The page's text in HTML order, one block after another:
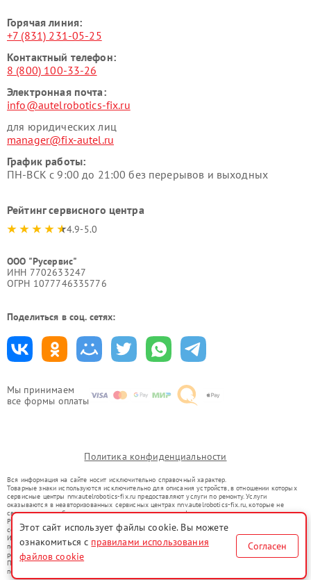
Мы принимаем
все формы оплаты
Горячая линия:
+7 (831) 231-05-25
Контактный телефон:
8 (800) 100-33-26
Электронная почта:
info@autelrobotics-fix.ru
для юридических лиц
manager@fix-autel.ru
График работы:
ПН-ВСК с 9:00 до 21:00 без перерывов и выходных
Рейтинг сервисного центра
4.9-5.0
ООО "Русервис"
ИНН 7702633247
ОГРН 1077746335776
Поделиться в соц. сетях:
Политика конфиденциальности
Вся информация на сайте носит исключительно справочный характер.
Товарные знаки используются исключительно для описания устройств, в отношении которых
сервисные центры nnv.autelrobotics-fix.ru предоставляют услуги по ремонту. Услуги
оказываются в неавторизованных сервисных центрах nnv.autelrobotics-fix.ru, которые не
связаны с правообладателями товарных знаков или их официальными представителями.
Ремонт осуществляется для устройств, уже введенных в гражданский оборот в соответствии
со статьей 1487 ГК РФ.
Использование товарных знаков не преследует цели индивидуализации услуг или введения
потребителей в заблуждение, а служит для информирования о предоставляемых услугах по
ремонту техники указанных брендов.
Представленная на сайте информация не является публичной офертой, определяемой
положениями Статьи 437(2) Гражданского кодекса РФ
Этот сайт использует файлы cookie. Вы можете
ознакомиться с правилами использования
файлов cookie
Согласен